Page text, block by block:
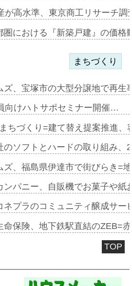
が高水準、東京商工リサーチ
圏における『新築戸建』の価
まちづくり
ズ、宝塚市の大型分譲地で再
向けハトサポセミナー開催…
ちづくり=建て替え提案推進
のソフトとハードの取り組み
ズ、福島県伊達市で街びらき=
ンパニー、自販機でお菓子や
ネプラのコミュニティ醸成サ
命保険、地下鉄駅直結のZEB=
TOP